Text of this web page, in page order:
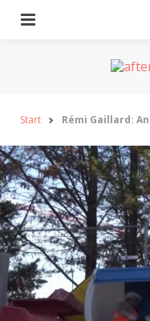
Start Rémi Gaillard: